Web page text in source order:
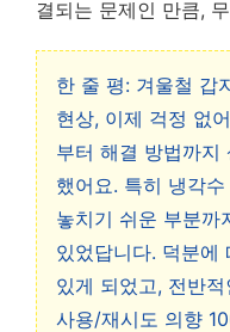
결되는 문제인 만큼,
한 줄 평: 겨울철 갑
현상, 이제 걱정 없
부터 해결 방법까지
했어요. 특히 냉각
놓치기 쉬운 부분까
있었답니다. 덕분에
있게 되었고, 전반
사용/재시도 의향